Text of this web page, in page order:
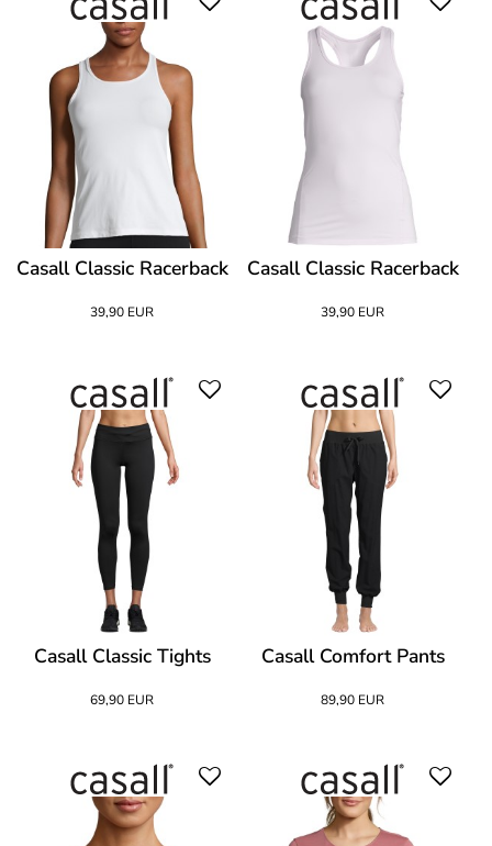
Casall Classic Racerback
39,90 EUR
Casall Classic Racerback
39,90 EUR
Casall Classic Tights
69,90 EUR
Casall Comfort Pants
89,90 EUR